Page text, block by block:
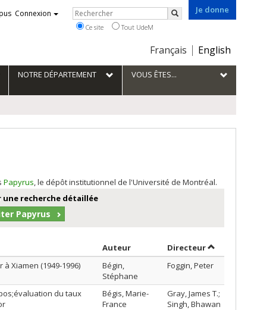
Je donne
Choix
la
langue
Français English
Connexion Rechercher
Rechercher
Ce site Tout UdeM
NOTRE DÉPARTEMENT VOUS ÊTES...
Papyrus, le dépôt institutionnel de l'Université de Montréal.
une recherche détaillée
Papyrus
Auteur Trier par auteur en ordre croissant
Directeurpar contributeur
Xiamen (1949-1996)
Bégin,
Stéphane
Foggin, Peter
du taux
Bégis, Marie-
France
Gray, James T.;
Singh, Bhawan